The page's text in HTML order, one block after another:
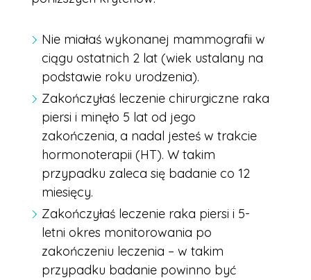
Nie miałaś wykonanej mammografii w
ciągu ostatnich 2 lat (wiek ustalany na
podstawie roku urodzenia).
Zakończyłaś leczenie chirurgiczne raka
piersi i minęło 5 lat od jego
zakończenia, a nadal jesteś w trakcie
hormonoterapii (HT). W takim
przypadku zaleca się badanie co 12
miesięcy.
Zakończyłaś leczenie raka piersi i 5-
letni okres monitorowania po
zakończeniu leczenia – w takim
przypadku badanie powinno być